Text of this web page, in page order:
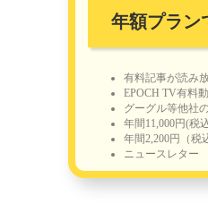
年額プラン
有料記事が読み
EPOCH TV有料
グーグル等他社
年間11,000円(税
年間2,200円（税
ニュースレター